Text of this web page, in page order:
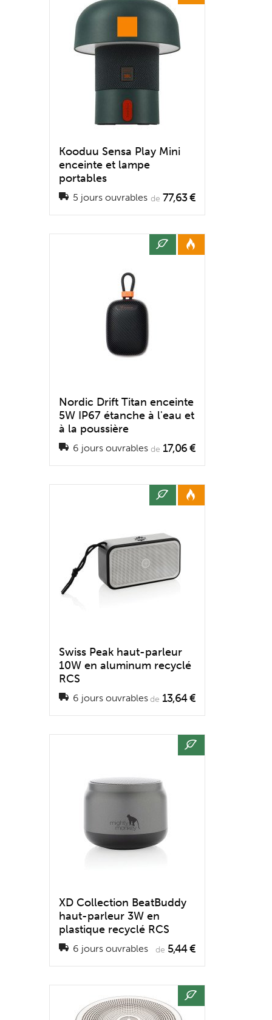
Kooduu Sensa Play Mini
enceinte et lampe
portables
5 jours ouvrables de 77,63 €
Nordic Drift Titan enceinte
5W IP67 étanche à l'eau et
à la poussière
6 jours ouvrables de 17,06 €
Swiss Peak haut-parleur
10W en aluminum recyclé
RCS
6 jours ouvrables de 13,64 €
XD Collection BeatBuddy
haut-parleur 3W en
plastique recyclé RCS
6 jours ouvrables de 5,44 €